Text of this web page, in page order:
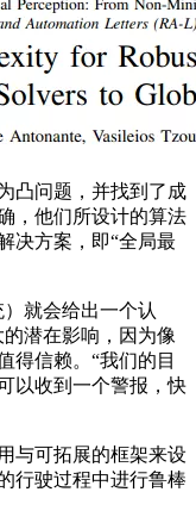
问题，并找到了成
，他们所设计的算法
决方案，即“全局最
就会给出一个认
潜在影响，因为像
得信赖。“我们的目
以收到一个警报，快
可拓展的框架来设
行驶过程中进行鲁棒